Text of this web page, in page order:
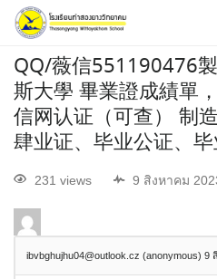
QQ/薇信551190476
斯大學 畢業證成績單
信网认证（可查） 制
肆业证、毕业公证、
231 views 9 สิงหาคม
ibvbghujhu04@outlook.cz (anonymous) 9